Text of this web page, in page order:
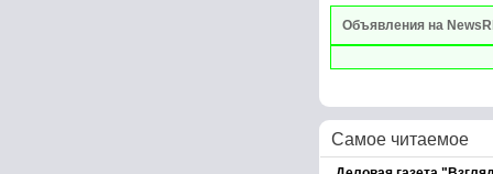
Объявления на
Самое читаемое